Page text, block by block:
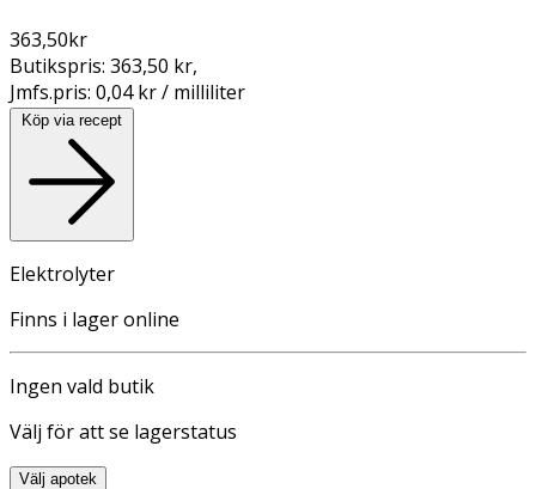
363,50kr
Butikspris: 363,50 kr,
Jmfs.pris: 0,04 kr / milliliter
Köp via recept
Elektrolyter
Finns i lager online
Ingen vald butik
Välj för att se lagerstatus
Välj apotek